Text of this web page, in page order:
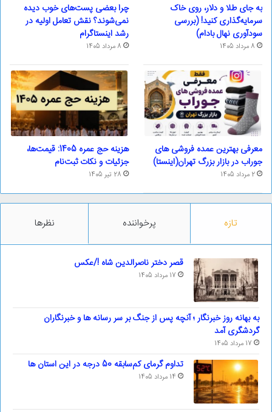
به جای طلا و دلار، روی خاک
سرمایه‌گذاری کنید! (بررسی
سودآوری نهال بادام)
8 مرداد 1405
چرا بعضی پست‌های خوب دیده
نمی‌شوند؟ نقش تعامل اولیه در
رشد اینستاگرام
8 مرداد 1405
معرفی بهترین عمده فروشی های
جوراب در بازار بزرگ تهران(اینستا)
2 مرداد 1405
هزینه حج عمره 1405: قیمت‌ها،
جزئیات و نکات ثبت‌نام
28 تیر 1405
تازه پرخواننده نظرها
قصر دختر ناصرالدین شاه !/عکس
17 مرداد 1405
به بهانه روز خبرنگار ؛ آنچه پس از جنگ بر سر رسانه ها و خبرنگاران
گردشگری آمد
17 مرداد 1405
تداوم گرمای کم‌سابقه 50 درجه در این استان ها
14 مرداد 1405